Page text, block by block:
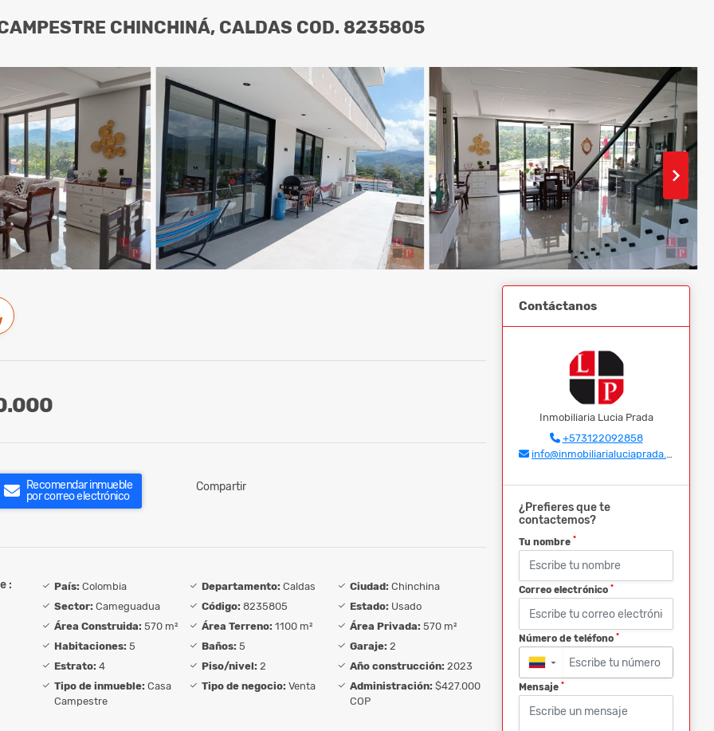
CHINCHINÁ, CALDAS COD. 8235805
Recomendar inmueble
por correo electrónico
Compartir
: País: Colombia Departamento: Caldas Ciudad: Chinchina
Sector: Cameguadua Código: 8235805 Estado: Usado
Área Construida: 570 m² Área Terreno: 1100 m² Área Privada: 570 m²
Habitaciones: 5 Baños: 5 Garaje: 2
Estrato: 4 Piso/nivel: 2 Año construcción: 2023
Tipo de inmueble: Casa
Campestre
Tipo de negocio: Venta Administración: $427.000
COP
Contáctanos
Inmobiliaria Lucia Prada
+573122092858
info@inmobiliarialuciaprada.com
¿Prefieres que te
contactemos?
Tu nombre *
Correo electrónico *
Número de teléfono *
▼
Mensaje *